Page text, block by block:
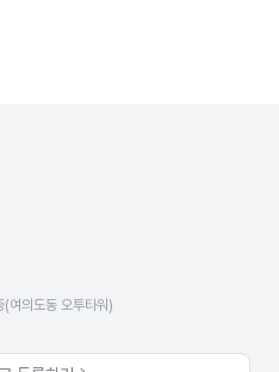
여의도동 오투타워)